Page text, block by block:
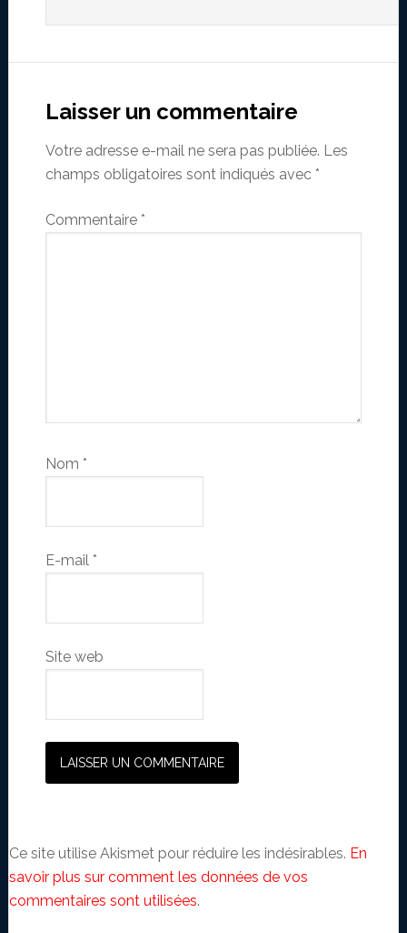
Laisser un commentaire
Votre adresse e-mail ne sera pas publiée. Les
champs obligatoires sont indiqués avec *
Commentaire *
Nom *
E-mail *
Site web
Ce site utilise Akismet pour réduire les indésirables. En
savoir plus sur comment les données de vos
commentaires sont utilisées.